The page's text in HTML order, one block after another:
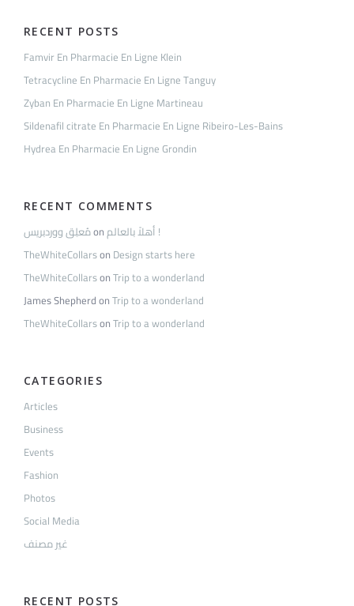
RECENT POSTS
Famvir En Pharmacie En Ligne Klein
Tetracycline En Pharmacie En Ligne Tanguy
Zyban En Pharmacie En Ligne Martineau
Sildenafil citrate En Pharmacie En Ligne Ribeiro-Les-Bains
Hydrea En Pharmacie En Ligne Grondin
RECENT COMMENTS
مُعلِق ووردبريسon
أهلاً بالعالم !
TheWhiteCollarson Design starts here
TheWhiteCollarsonTrip to a wonderland
James ShepherdonTrip to a wonderland
TheWhiteCollarsonTrip to a wonderland
CATEGORIES
Articles
Business
Events
Fashion
Photos
Social Media
غير مصنف
RECENT POSTS